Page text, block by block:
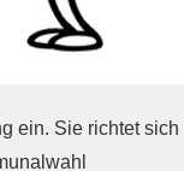
ein. Sie richtet sich